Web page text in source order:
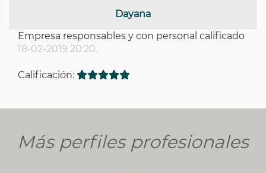
Dayana
Empresa responsables y con personal calificado
18-02-2019 20:20.
Calificación:
Más perfiles profesionales